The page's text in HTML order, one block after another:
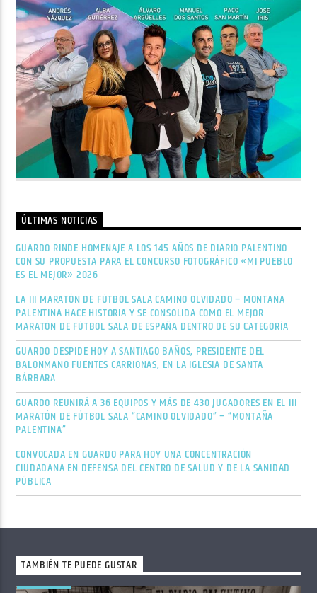
ÚLTIMAS NOTICIAS
GUARDO RINDE HOMENAJE A LOS 145 AÑOS DE DIARIO PALENTINO
CON SU PROPUESTA PARA EL CONCURSO FOTOGRÁFICO «MI PUEBLO
ES EL MEJOR» 2026
LA III MARATÓN DE FÚTBOL SALA CAMINO OLVIDADO – MONTAÑA
PALENTINA HACE HISTORIA Y SE CONSOLIDA COMO EL MEJOR
MARATÓN DE FÚTBOL SALA DE ESPAÑA DENTRO DE SU CATEGORÍA
GUARDO DESPIDE HOY A SANTIAGO BAÑOS, PRESIDENTE DEL
BALONMANO FUENTES CARRIONAS, EN LA IGLESIA DE SANTA
BÁRBARA
GUARDO REUNIRÁ A 36 EQUIPOS Y MÁS DE 430 JUGADORES EN EL III
MARATÓN DE FÚTBOL SALA “CAMINO OLVIDADO” – “MONTAÑA
PALENTINA”
CONVOCADA EN GUARDO PARA HOY UNA CONCENTRACIÓN
CIUDADANA EN DEFENSA DEL CENTRO DE SALUD Y DE LA SANIDAD
PÚBLICA
TAMBIÉN TE PUEDE GUSTAR